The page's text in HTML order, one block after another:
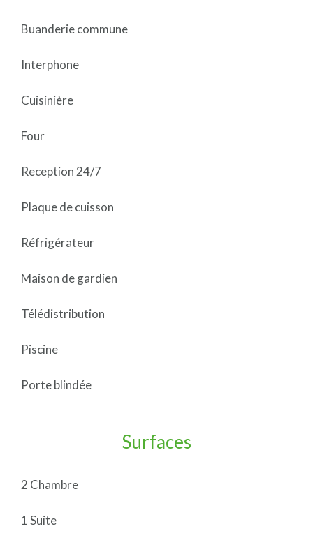
Buanderie commune
Interphone
Cuisinière
Four
Reception 24/7
Plaque de cuisson
Réfrigérateur
Maison de gardien
Télédistribution
Piscine
Porte blindée
Surfaces
2 Chambre
1 Suite